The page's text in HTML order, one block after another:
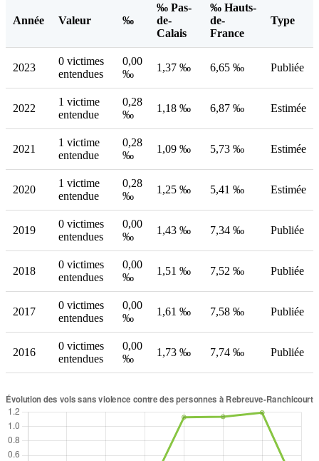
Année Valeur ‰
‰ Pas-
de-
Calais
‰ Hauts-
de-
France
Type
2023
0 victimes
entendues
0,00
‰
1,37 ‰ 6,65 ‰ Publiée
2022
1 victime
entendue
0,28
‰
1,18 ‰ 6,87 ‰ Estimée
2021
1 victime
entendue
0,28
‰
1,09 ‰ 5,73 ‰ Estimée
2020
1 victime
entendue
0,28
‰
1,25 ‰ 5,41 ‰ Estimée
2019
0 victimes
entendues
0,00
‰
1,43 ‰ 7,34 ‰ Publiée
2018
0 victimes
entendues
0,00
‰
1,51 ‰ 7,52 ‰ Publiée
2017
0 victimes
entendues
0,00
‰
1,61 ‰ 7,58 ‰ Publiée
2016
0 victimes
entendues
0,00
‰
1,73 ‰ 7,74 ‰ Publiée